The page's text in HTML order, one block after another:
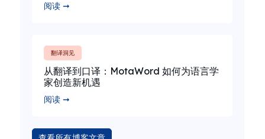
阅读 ➞
翻译洞见
从翻译到口译：MotaWord 如何为语言学
家创造新机遇
阅读 ➞